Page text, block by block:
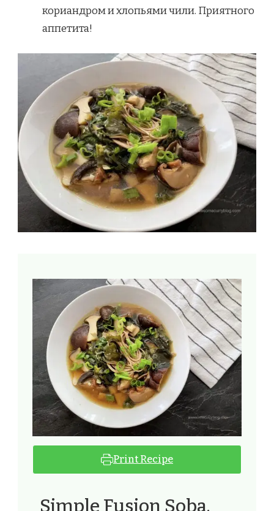
кориандром и хлопьями чили. Приятного
аппетита!
Print Recipe
Simple Fusion Soba.